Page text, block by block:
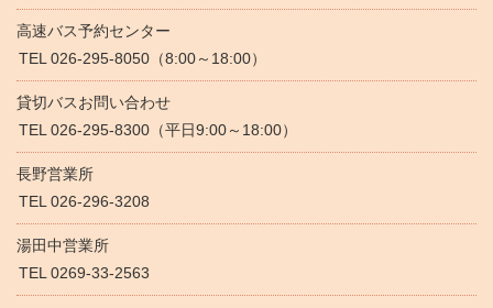
高速バス予約センター
TEL 026-295-8050（8:00～18:00）
貸切バスお問い合わせ
TEL 026-295-8300（平日9:00～18:00）
長野営業所
TEL 026-296-3208
湯田中営業所
TEL 0269-33-2563